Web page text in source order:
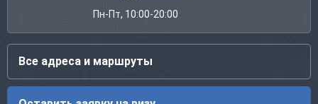
Пн-Пт, 10:00-20:00
Все адреса и маршруты